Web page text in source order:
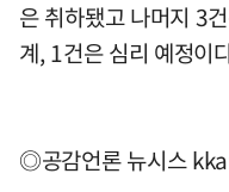
은 취하됐고 나머지 3
계, 1건은 심리 예정이
◎공감언론 뉴시스